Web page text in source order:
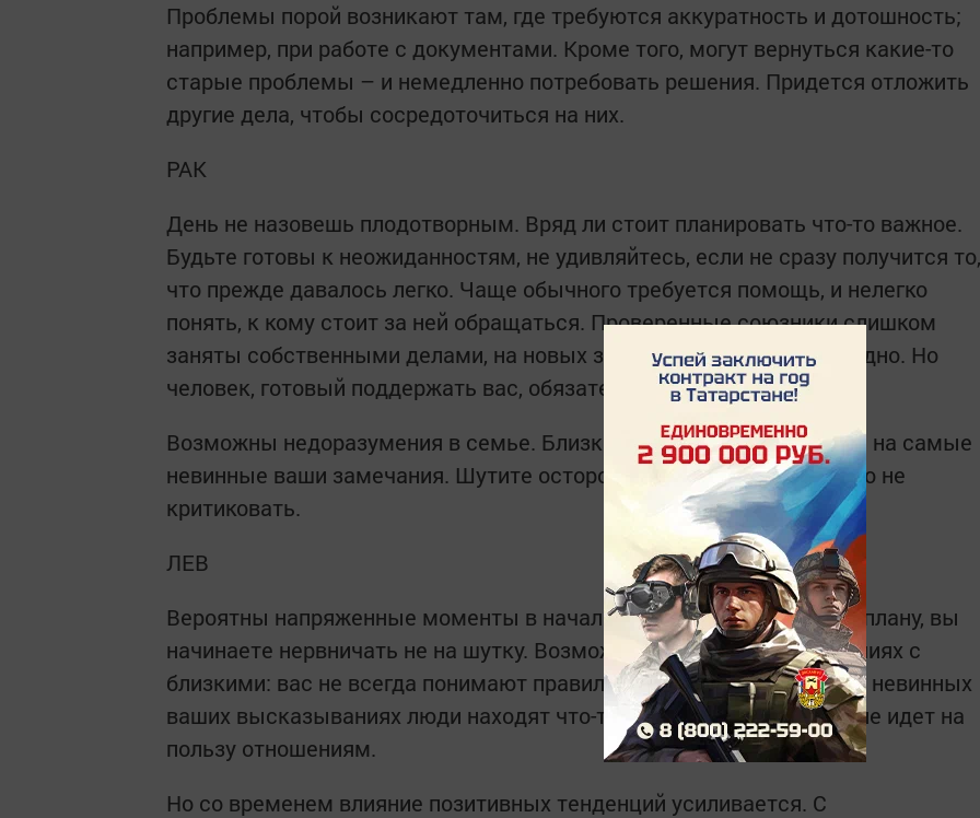
Проблемы порой возникают там, где требуются аккуратность и дотошность;
например, при работе с документами. Кроме того, могут вернуться какие-то
старые проблемы – и немедленно потребовать решения. Придется отложить
другие дела, чтобы сосредоточиться на них.
РАК
День не назовешь плодотворным. Вряд ли стоит планировать что-то важное.
Будьте готовы к неожиданностям, не удивляйтесь, если не сразу получится то,
что прежде давалось легко. Чаще обычного требуется помощь, и нелегко
понять, к кому стоит за ней обращаться. Проверенные союзники слишком
заняты собственными делами, на новых знакомых положиться трудно. Но
человек, готовый поддержать вас, обязательно найдется.
Возможны недоразумения в семье. Близкие могут обижаться даже на самые
невинные ваши замечания. Шутите осторожнее и старайтесь никого не
критиковать.
ЛЕВ
Вероятны напряженные моменты в начале дня. Многое идет не по плану, вы
начинаете нервничать не на шутку. Возможны проблемы в отношениях с
близкими: вас не всегда понимают правильно. Порой даже в самых невинных
ваших высказываниях люди находят что-то обидное. Конечно, это не идет на
пользу отношениям.
Но со временем влияние позитивных тенденций усиливается. С